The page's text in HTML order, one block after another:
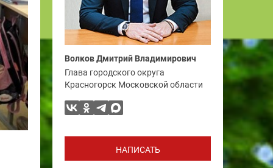
Волков Дмитрий Владимирович
Глава городского округа
Красногорск Московской области
НАПИСАТЬ